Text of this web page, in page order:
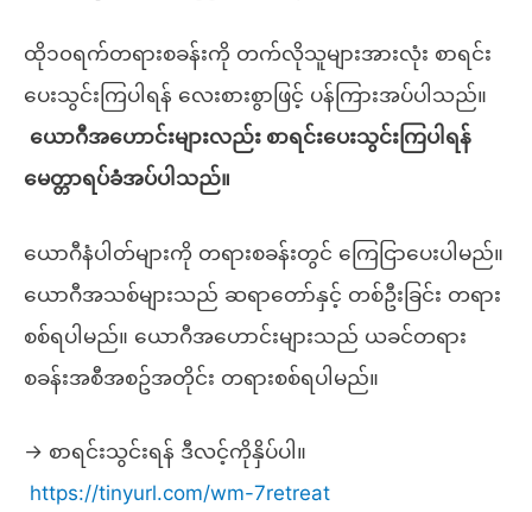
ထို၁၀ရက်တရားစခန်းကို တက်လိုသူများအားလုံး စာရင်း
ပေးသွင်းကြပါရန် လေးစားစွာဖြင့် ပန်ကြားအပ်ပါသည်။
ယောဂီအဟောင်းများလည်း စာရင်းပေးသွင်းကြပါရန်
မေတ္တာရပ်ခံအပ်ပါသည်။
ယောဂီနံပါတ်များကို တရားစခန်းတွင် ကြေငြာပေးပါမည်။
ယောဂီအသစ်များသည် ဆရာတော်နှင့် တစ်ဦးခြင်း တရား
စစ်ရပါမည်။ ယောဂီအဟောင်းများသည် ယခင်တရား
စခန်းအစီအစဥ်အတိုင်း တရားစစ်ရပါမည်။
→ စာရင်းသွင်းရန် ဒီလင့်ကိုနှိပ်ပါ။
https://tinyurl.com/wm-7retreat